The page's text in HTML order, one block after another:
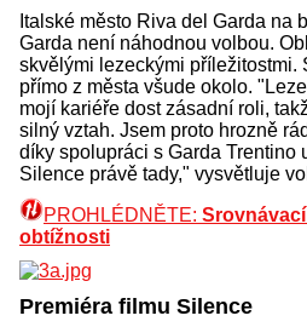
Italské město Riva del Garda na
Garda není náhodnou volbou.
skvělými lezeckými příležitostmi.
přímo z města všude okolo.
mojí kariéře dost zásadní roli,
silný vztah. Jsem proto hrozně
díky spolupráci s Garda Trentino
Silence právě tady," vysvětluje
PROHLÉDNĚTE:
obtížnosti
Premiéra filmu Silence